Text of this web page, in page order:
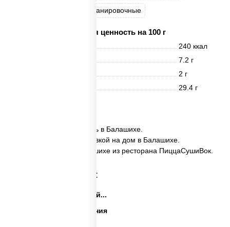
сухари панировочные
Пищевая ценность на 100 г
240 ккал
7.2 г
2 г
29.4 г
✅ Канико хот дог заказать в Балашихе.
✅ Канико хот дог с доставкой на дом в Балашихе.
✅ Канико хот дог в Балашихе из ресторана ПиццаСушиВок.
Категории товара:
Закуски на праздничный...
Закуски на день рождения